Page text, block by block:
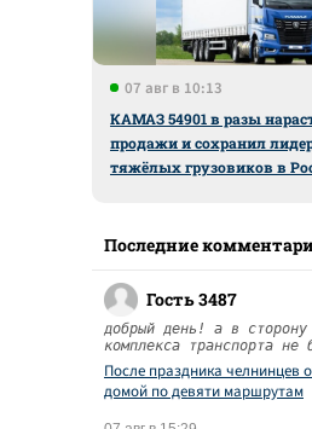
07 авг в 10:13
КАМАЗ 54901 в разы
продажи и сохранил
тяжёлых грузовиков в
Последние
Гость 3487
добрый день! а в сторону
комплекса транспорта не
После праздника челнинцев
домой по девяти маршрутам